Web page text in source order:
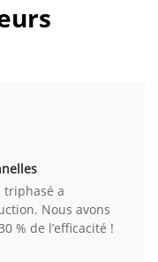
triphasé a
Nous avons
% de l’efficacité !